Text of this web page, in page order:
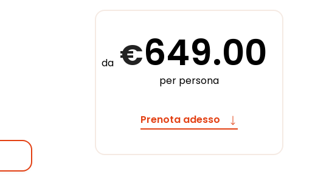
da €649.00
per persona
Prenota adesso